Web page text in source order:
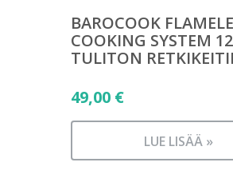
BAROCOOK
COOKING SYSTEM
TULITON
49,00 €
LUE LISÄÄ »